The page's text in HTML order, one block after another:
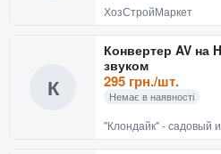
ХозСтройМаркет
К
Конвертер AV на
звуком
295 грн./шт.
Немає в наявності